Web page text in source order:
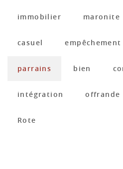
immobilier maronite
casuel empêchement
parrains bien
intégration offrande
Rote